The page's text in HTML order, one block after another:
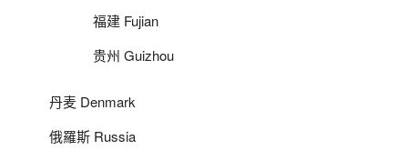
福建 Fujian
贵州 Guizhou
丹麦 Denmark
俄羅斯 Russia